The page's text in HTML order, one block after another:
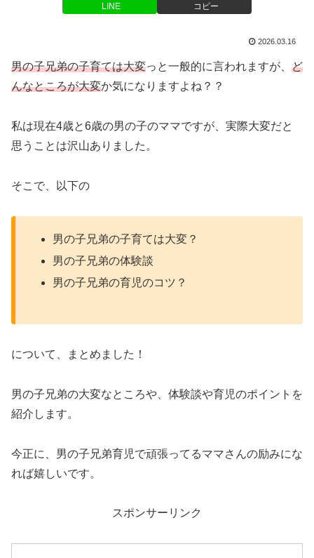
LINE コピー
2026.03.16
男の子兄弟の子育ては大変っと一般的に言われますが、 ど
んなところが大変か気になりますよね？？
私は現在4歳と6歳の男の子のママですが、実際大変だと
思うことは沢山ありました。
そこで、以下の
男の子兄弟の子育ては大変？
男の子兄弟の体験談
男の子兄弟の育児のコツ？
について、まとめました！
男の子兄弟の大変なところや、体験談や育児のポイントを
紹介します。
今正に、男の子兄弟育児で頑張ってるママさんの励みにな
れば嬉しいです。
スポンサーリンク